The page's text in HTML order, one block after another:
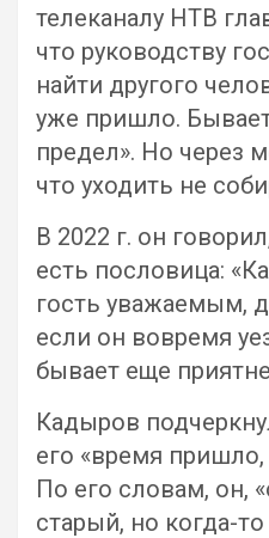
телеканалу НТВ
что руководству
найти другого
уже пришло.
предел». Но через
что уходить не
В 2022 г. он
есть пословица:
гость уважаемым,
если он вовремя
бывает еще
Кадыров
его «время
По его словам, он,
старый, но когда-